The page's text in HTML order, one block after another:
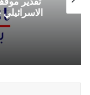
تقدير
إلى